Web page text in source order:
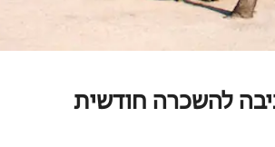
להשכרה חודשית